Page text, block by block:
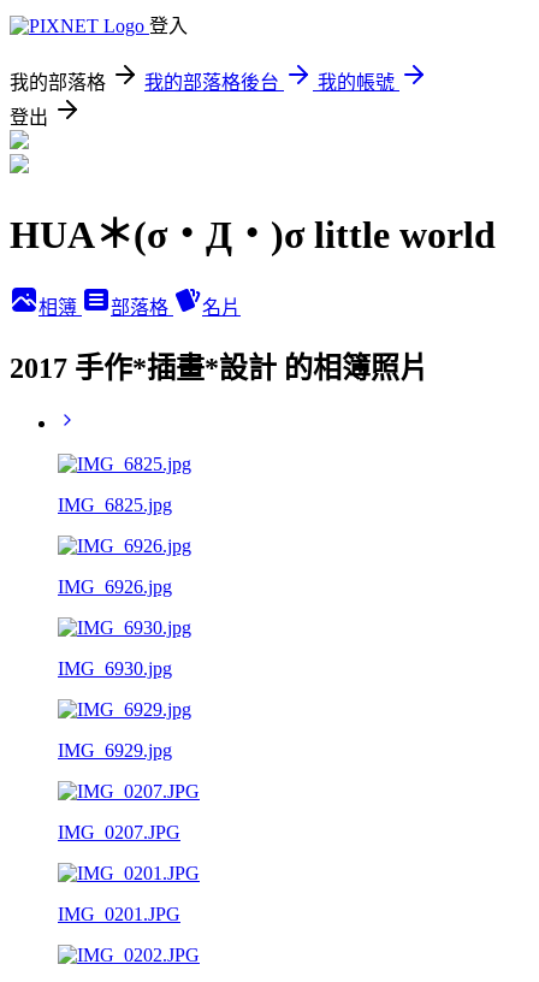
登入
我的部落格 我的部落格後台
我的帳號
登出
HUA＊(σ・Д・)σ little world
相簿 部落格 名片
2017 手作*插畫*設計 的相簿照片
IMG_6825.jpg
IMG_6926.jpg
IMG_6930.jpg
IMG_6929.jpg
IMG_0207.JPG
IMG_0201.JPG